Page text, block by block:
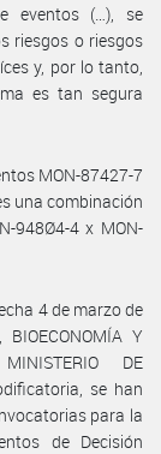
eventos (…), se
riesgos o riesgos
y, por lo tanto,
es tan segura
MON-87427-7
una combinación
948Ø4-4 x MON-
4 de marzo de
Y
DE
se han
para la
de Decisión